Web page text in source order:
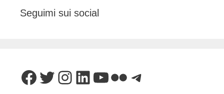
Seguimi sui social
Facebook
Twitter
Instagram
LinkedIn
YouTube
FlickrTelegram